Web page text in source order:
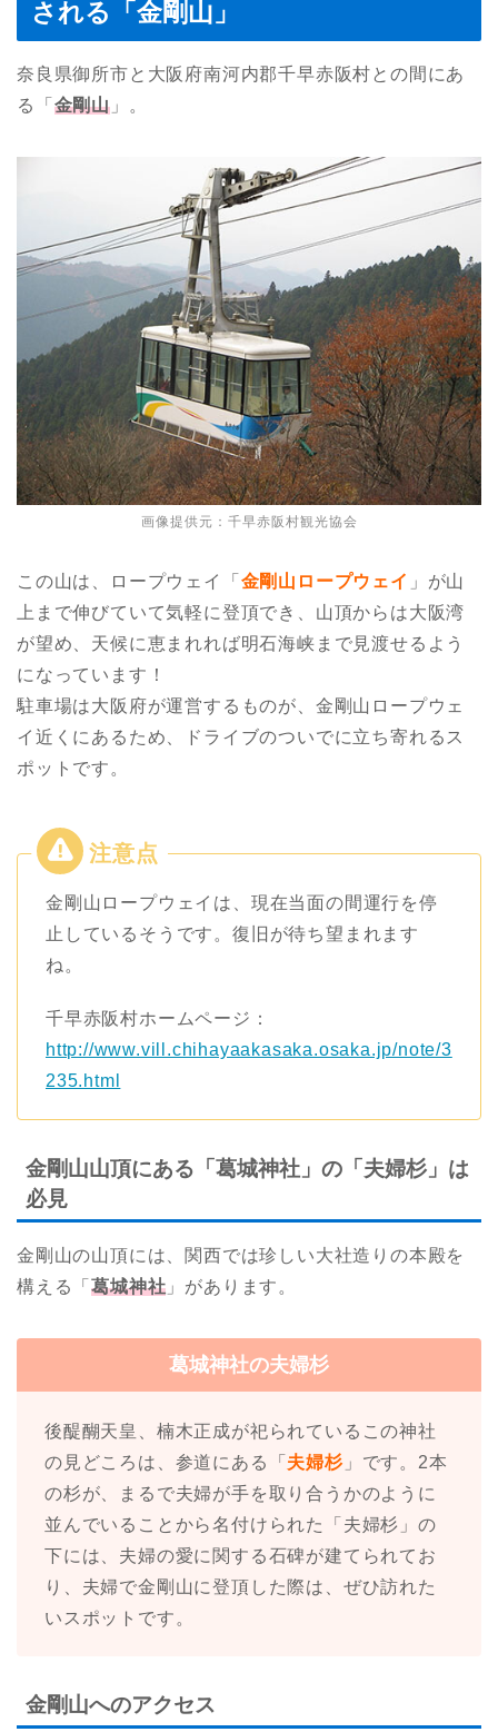
される「金剛山」
奈良県御所市と大阪府南河内郡千早赤阪村との間にあ
る「 金剛山 」。
画像提供元：千早赤阪村観光協会
この山は、ロープウェイ「 金剛山ロープウェイ 」が山
上まで伸びていて気軽に登頂でき、山頂からは大阪湾
が望め、天候に恵まれれば明石海峡まで見渡せるよう
になっています！
駐車場は大阪府が運営するものが、金剛山ロープウェ
イ近くにあるため、ドライブのついでに立ち寄れるス
ポットです。
金剛山ロープウェイは、現在当面の間運行を停
止しているそうです。復旧が待ち望まれます
ね。
千早赤阪村ホームページ：
http://www.vill.chihayaakasaka.osaka.jp/note/3
235.html
金剛山山頂にある「葛城神社」の「夫婦杉」は
必見
金剛山の山頂には、関西では珍しい大社造りの本殿を
構える「葛城神社 」があります。
葛城神社の夫婦杉
後醍醐天皇、楠木正成が祀られているこの神社
の見どころは、参道にある「 夫婦杉」です。2本
の杉が、まるで夫婦が手を取り合うかのように
並んでいることから名付けられた「夫婦杉」の
下には、夫婦の愛に関する石碑が建てられてお
り、夫婦で金剛山に登頂した際は、ぜひ訪れた
いスポットです。
金剛山へのアクセス